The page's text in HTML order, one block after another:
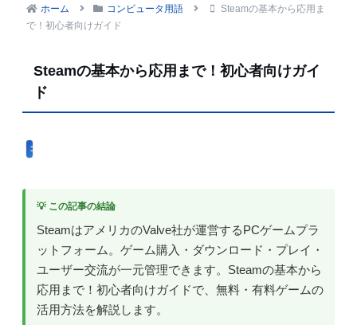
ホーム コンピュータ用語
Steamの基本から応用ま
で！初心者向けガイド
Steamの基本から応用まで！初心者向けガイ
ド
コンピュータ用語
💡 この記事の結論
SteamはアメリカのValve社が運営するPCゲームプラ
ットフォーム。ゲーム購入・ダウンロード・プレイ・
ユーザー交流が一元管理できます。Steamの基本から
応用まで！初心者向けガイドで、無料・有料ゲームの
活用方法を解説します。